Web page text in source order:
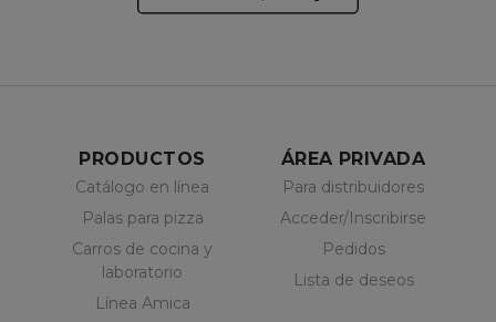
PRODUCTOS
Catálogo en línea
Palas para pizza
Carros de cocina y
laboratorio
Línea Amica
ÁREA PRIVADA
Para distribuidores
Acceder/Inscribirse
Pedidos
Lista de deseos